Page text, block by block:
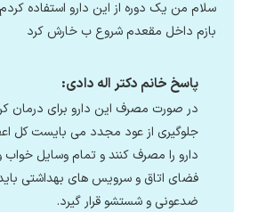
بازم داخل مقعدم شروع ب خارش کرد
پاسخ خانم دکتر اله دادی:
در صورت مصرف این دارو برای
جلوگیری از عود مجدد می بایست کل
دارو را مصرف کنند و تمام وسایل خواب
فضای اتاق و سرویس های بهداشتی
ضدعونی و شستشو قرار گیرد.